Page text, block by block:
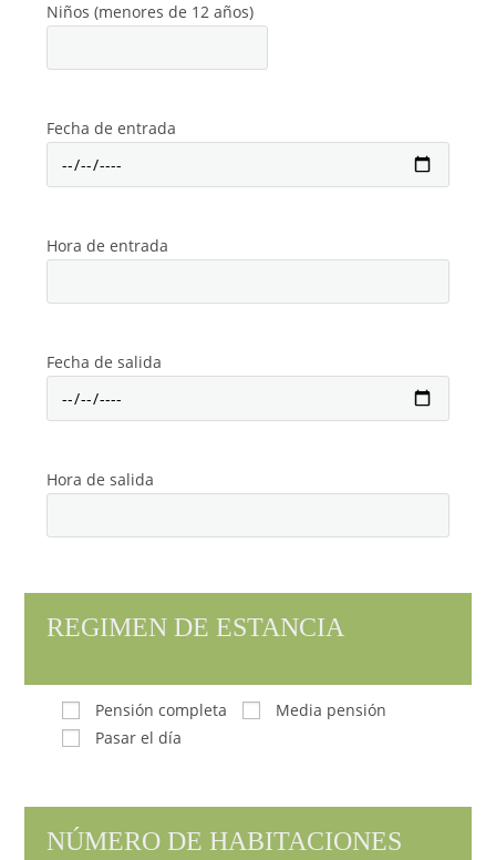
Niños (menores de 12 años)
Fecha de entrada
Hora de entrada
Fecha de salida
Hora de salida
REGIMEN DE ESTANCIA
Pensión completa
Media pensión
Pasar el día
NÚMERO DE HABITACIONES